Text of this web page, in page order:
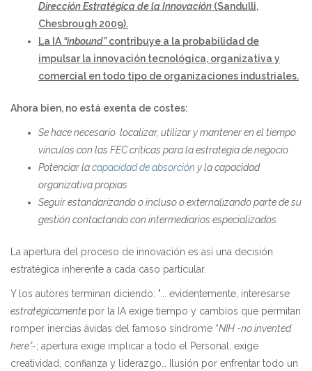
Dirección Estratégica de la Innovación (Sandulli,
Chesbrough 2009).
La IA “inbound”contribuye a la probabilidad de
impulsar la innovación tecnológica, organizativa y
comercial en todo tipo de organizaciones industriales.
Ahora bien, no está exenta de costes:
Se hace necesario localizar, utilizar y mantener en el tiempo
vínculos con las FEC críticas para la estrategia de negocio.
Potenciar lacapacidad de absorción y la capacidad
organizativa propias
Seguir estandarizando o incluso o externalizando parte de su
gestión contactando con intermediarios especializados.
La apertura del proceso de innovación es así una decisión
estratégica inherente a cada caso particular.
Y los autores terminan diciendo: "... evidentemente, interesarse
estratégicamente por la IA exige tiempo y cambios que permitan
romper inercias ávidas del famoso síndrome “NIH -no invented
here”-; apertura exige implicar a todo el Personal, exige
creatividad, confianza y liderazgo… Ilusión por enfrentar todo un